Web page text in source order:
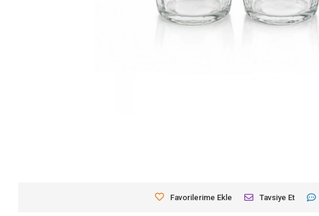
Favorilerime Ekle Tavsiye Et